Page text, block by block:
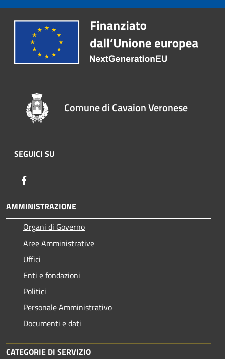
Comune di Cavaion Veronese
SEGUICI SU
AMMINISTRAZIONE
Organi di Governo
Aree Amministrative
Uffici
Enti e fondazioni
Politici
Personale Amministrativo
Documenti e dati
CATEGORIE DI SERVIZIO